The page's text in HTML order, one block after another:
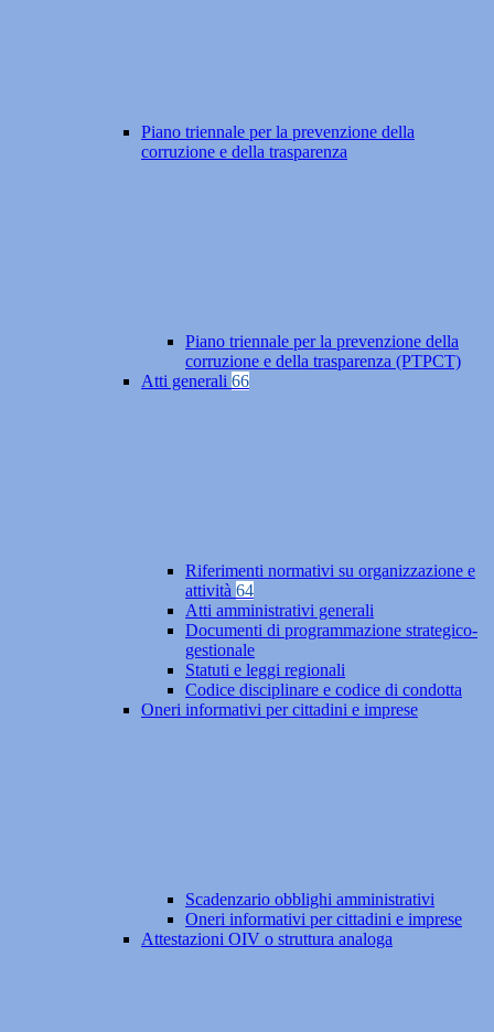
Piano triennale per la prevenzione della
corruzione e della trasparenza
Piano triennale per la prevenzione della
corruzione e della trasparenza (PTPCT)
Atti generali 66
Riferimenti normativi su organizzazione e
attività 64
Atti amministrativi generali
Documenti di programmazione strategico-
gestionale
Statuti e leggi regionali
Codice disciplinare e codice di condotta
Oneri informativi per cittadini e imprese
Scadenzario obblighi amministrativi
Oneri informativi per cittadini e imprese
Attestazioni OIV o struttura analoga